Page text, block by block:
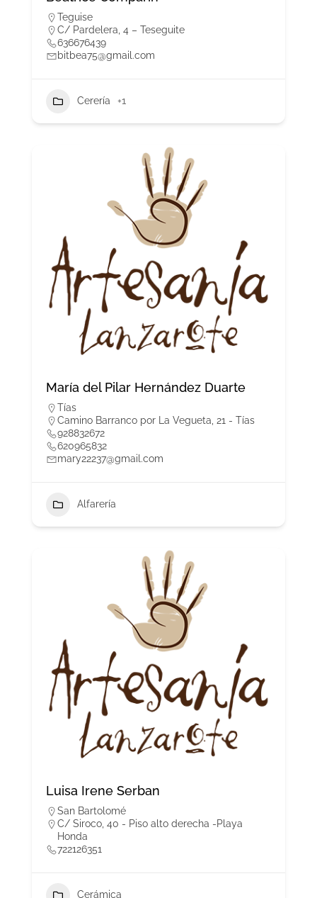
Teguise
C/ Pardelera, 4 – Teseguite
636676439
bitbea75@gmail.com
Cerería +1
María del Pilar Hernández Duarte
Tías
Camino Barranco por La Vegueta, 21 - Tías
928832672
620965832
mary22237@gmail.com
Alfarería
Luisa Irene Serban
San Bartolomé
C/ Siroco, 40 - Piso alto derecha -Playa
Honda
722126351
Cerámica